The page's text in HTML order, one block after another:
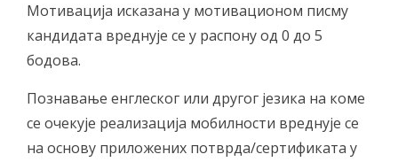
Мотивација исказана у мотивационом писму
кандидата вреднује се у распону од 0 до 5
бодова.
Познавање енглеског или другог језика на коме
се очекује реализација мобилности вреднује се
на основу приложених потврда/сертификата у